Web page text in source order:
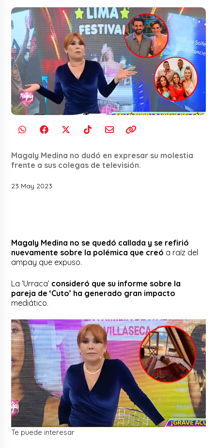
Magaly Medina no dudó en expresar su molestia
frente a sus colegas de televisión.
23 May 2023
Magaly Medina no se quedó callada y se refirió
nuevamente sobre la polémica que creó a raíz del
ampay que expuso.
La ‘Urraca’ consideró que su informe sobre la
pareja de ‘Cuto’ ha generado gran impacto
mediático.
Te puede interesar